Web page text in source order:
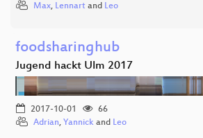
Max, Lennart and Leo
foodsharinghub
Jugend hackt Ulm 2017
2017-10-01
66
Adrian, Yannick and Leo